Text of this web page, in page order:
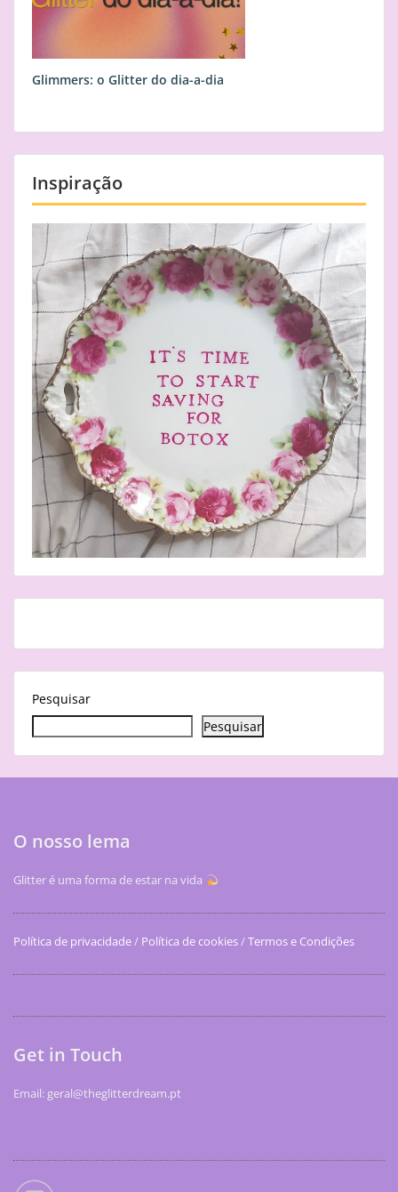
Glimmers: o Glitter do dia-a-dia
Inspiração
Pesquisar
Pesquisar
O nosso lema
Glitter é uma forma de estar na vida
Política de privacidade/ Política de cookies/Termos e Condições
Get in Touch
Email: geral@theglitterdream.pt